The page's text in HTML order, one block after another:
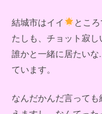
結城市はイイ とこ
たしも、チョット寂
誰かと一緒に居たい
ています。
なんだかんだ言って